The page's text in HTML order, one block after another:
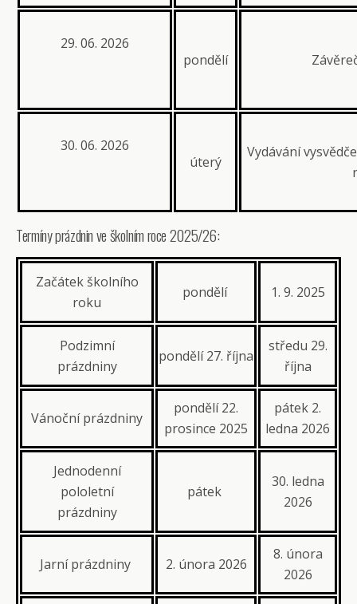
29. 06. 2026
pondělí
30. 06. 2026
úterý
Vydávání
Termíny prázdnin ve školním roce 2025/26:
Začátek školního
roku
pondělí 1. 9. 2025
Podzimní
prázdniny
pondělí 27. října
středu 29.
října
Vánoční prázdniny
pondělí 22.
prosince 2025
pátek 2.
ledna 2026
Jednodenní
pololetní
prázdniny
pátek
30. ledna
2026
Jarní prázdniny 2. února 2026
8. února
2026